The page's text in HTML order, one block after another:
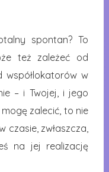
spontan? To
też zależeć od
współlokatorów w
– i Twojej, i jego
zalecić, to nie
czasie, zwłaszcza,
na jej realizację